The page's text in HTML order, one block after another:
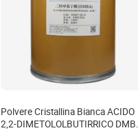
Polvere Cristallina Bianca ACIDO
2,2-DIMETOLOLBUTIRRICO